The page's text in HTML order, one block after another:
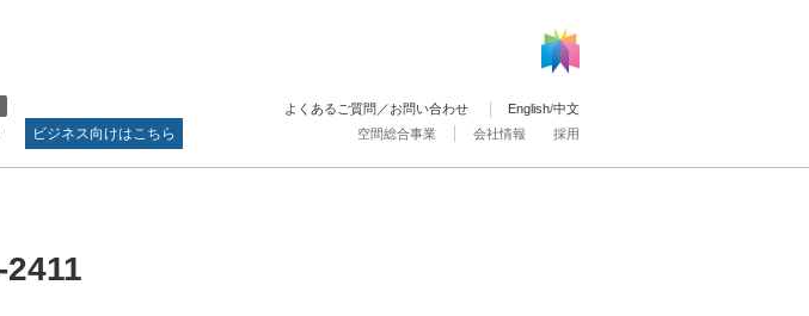
ビジネス向けはこちら
空間総合事業 会社情報 採用
よくあるご質問／お問い合わせ English/中文
2411